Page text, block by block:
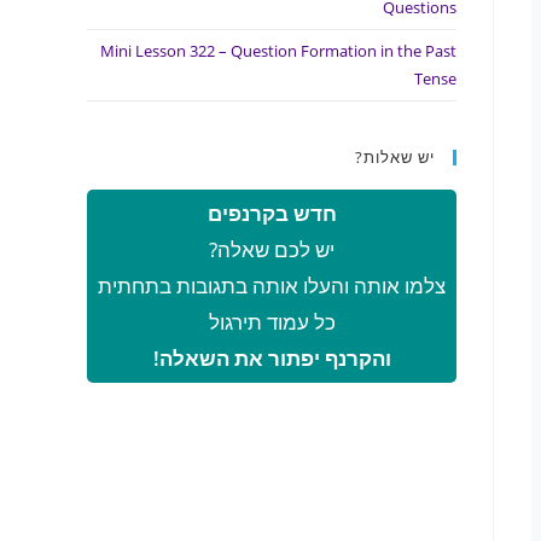
Questions
Mini Lesson 322 – Question Formation in the Past
Tense
יש שאלות?
חדש בקרנפים
יש לכם שאלה?
צלמו אותה והעלו אותה בתגובות בתחתית
כל עמוד תירגול
והקרנף יפתור את השאלה!